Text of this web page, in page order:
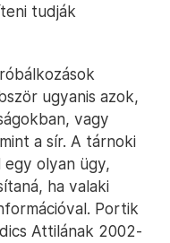
tudják
ugyanis azok,
vagy
a sír. A tárnoki
egy olyan ügy,
ha valaki
Portik
Attilának 2002-